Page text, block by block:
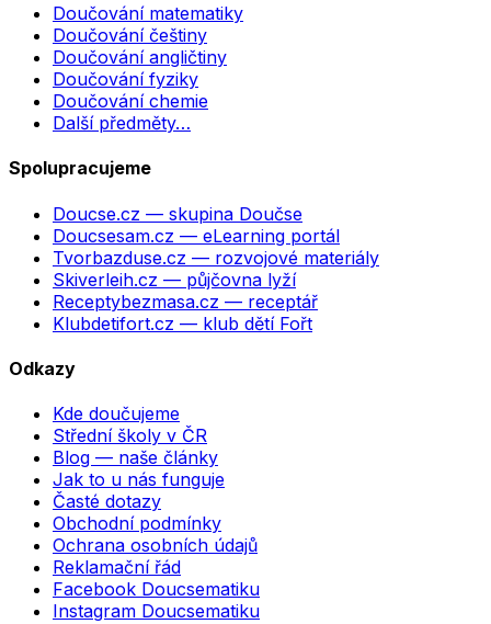
Doučování matematiky
Doučování češtiny
Doučování angličtiny
Doučování fyziky
Doučování chemie
Další předměty…
Spolupracujeme
Doucse.cz — skupina Doučse
Doucsesam.cz — eLearning portál
Tvorbazduse.cz — rozvojové materiály
Skiverleih.cz — půjčovna lyží
Receptybezmasa.cz — receptář
Klubdetifort.cz — klub dětí Fořt
Odkazy
Kde doučujeme
Střední školy v ČR
Blog — naše články
Jak to u nás funguje
Časté dotazy
Obchodní podmínky
Ochrana osobních údajů
Reklamační řád
Facebook Doucsematiku
Instagram Doucsematiku